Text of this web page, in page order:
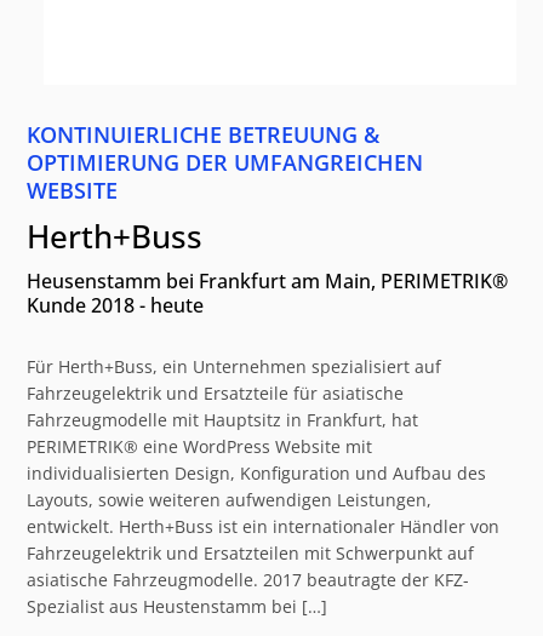
KONTINUIERLICHE BETREUUNG &
OPTIMIERUNG DER UMFANGREICHEN
WEBSITE
Herth+Buss
Heusenstamm bei Frankfurt am Main, PERIMETRIK®
Kunde 2018 - heute
Für Herth+Buss, ein Unternehmen spezialisiert auf
Fahrzeugelektrik und Ersatzteile für asiatische
Fahrzeugmodelle mit Hauptsitz in Frankfurt, hat
PERIMETRIK® eine WordPress Website mit
individualisierten Design, Konfiguration und Aufbau des
Layouts, sowie weiteren aufwendigen Leistungen,
entwickelt. Herth+Buss ist ein internationaler Händler von
Fahrzeugelektrik und Ersatzteilen mit Schwerpunkt auf
asiatische Fahrzeugmodelle. 2017 beautragte der KFZ-
Spezialist aus Heustenstamm bei […]